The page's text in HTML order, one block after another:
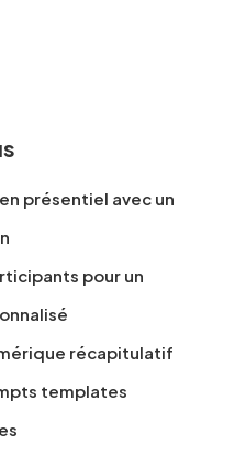
présentiel avec un
pour un
récapitulatif
templates